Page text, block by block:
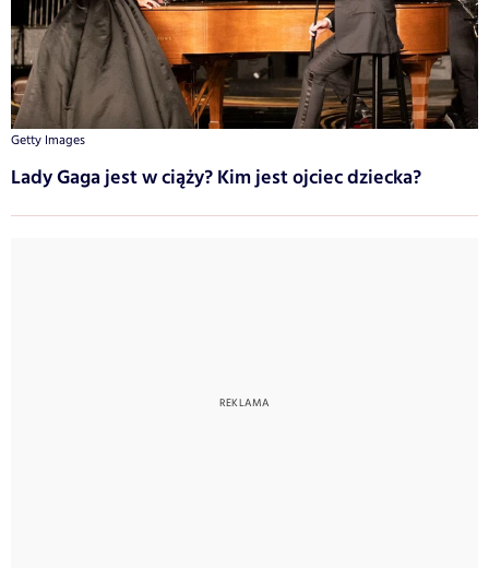
Getty Images
Lady Gaga jest w ciąży? Kim jest ojciec dziecka?